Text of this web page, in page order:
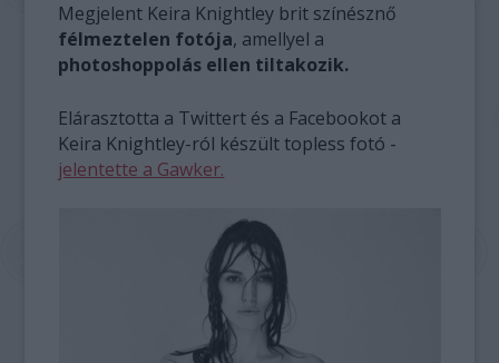
Megjelent Keira Knightley brit színésznő
félmeztelen fotója, amellyel a
photoshoppolás ellen tiltakozik.
Elárasztotta a Twittert és a Facebookot a
Keira Knightley-ról készült topless fotó -
jelentette a Gawker.